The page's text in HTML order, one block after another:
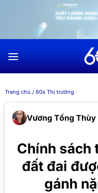
dung
Trang chủ / 60s Thị trường
Vương Tống Thùy
Chính sách
đất đai
gánh